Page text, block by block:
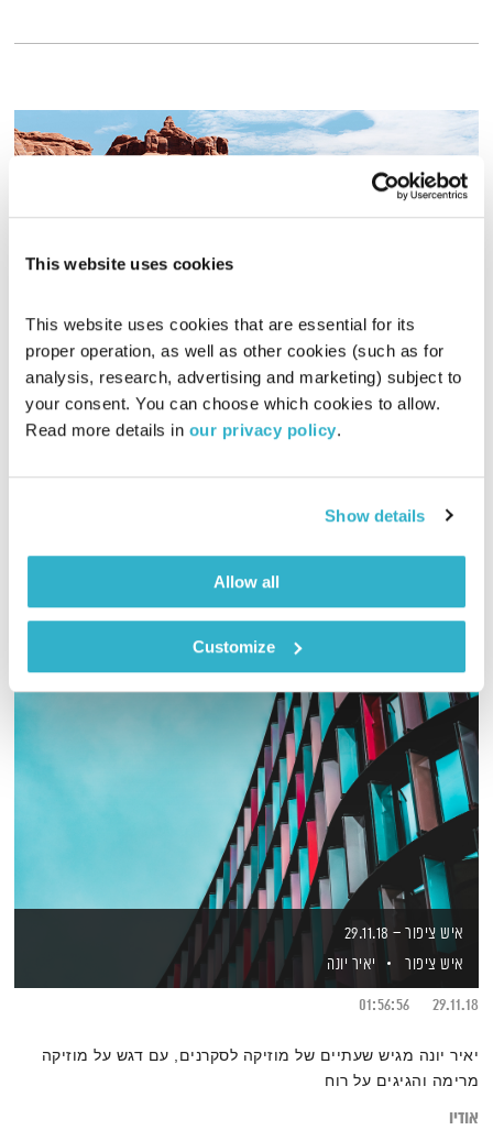
This website uses cookies
This website uses cookies that are essential for its
proper operation, as well as other cookies (such as for
analysis, research, advertising and marketing) subject to
your consent. You can choose which cookies to allow.
Read more details in our privacy policy.
Show details
Allow all
Customize
יומן מסע
טיול שבת
מיכל גפן
מיכל גפן מזמינה אתכם לשעתיים של מוזיקה שמגיעה מכל קצווי
תבל ונכנסת ישר ללב. והפעם – יומן מסע מוזיקלי
איש ציפור – 29.11.18
איש ציפור
יאיר יונה
29.11.18
01:56:56
יאיר יונה מגיש שעתיים של מוזיקה לסקרנים, עם דגש על מוזיקה
מרימה והגיגים על רוח
אודיו